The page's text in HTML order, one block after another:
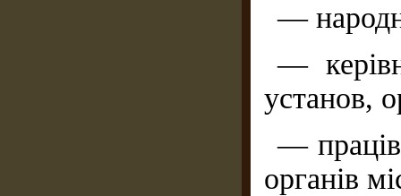
—
—
установ,
—
органів